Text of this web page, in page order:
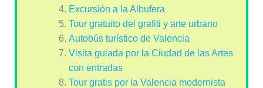
Excursión a la Albufera
Tour gratuito del grafiti y arte urbano
Autobús turístico de Valencia
Visita guiada por la Ciudad de las Artes
con entradas
Tour gratis por la Valencia modernista